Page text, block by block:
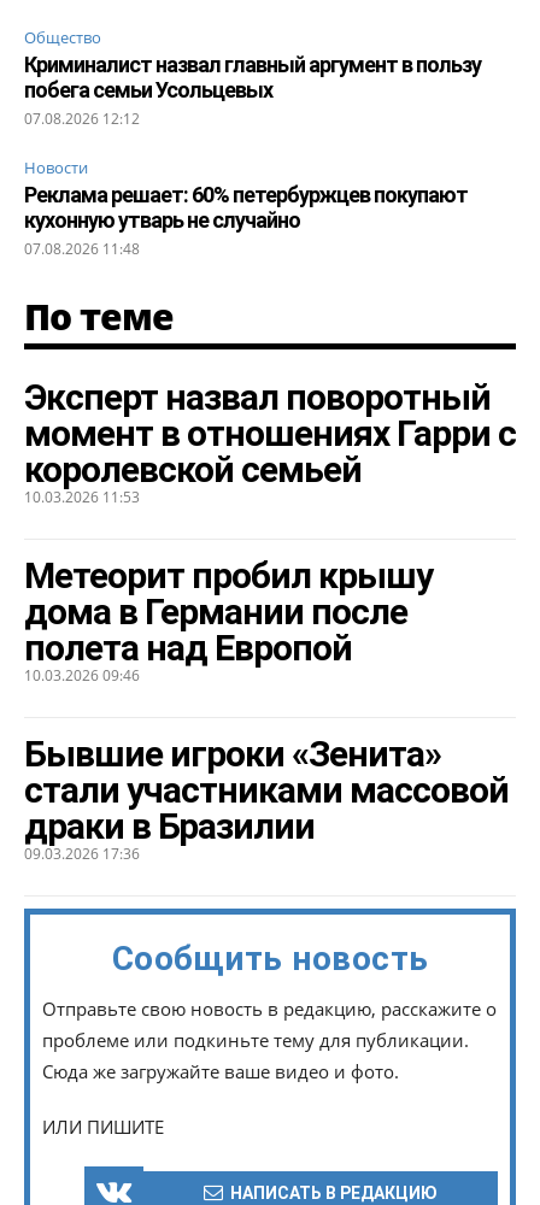
Общество
Криминалист назвал главный аргумент в пользу
побега семьи Усольцевых
07.08.2026 12:12
Новости
Реклама решает: 60% петербуржцев покупают
кухонную утварь не случайно
07.08.2026 11:48
По теме
Эксперт назвал поворотный
момент в отношениях Гарри с
королевской семьей
10.03.2026 11:53
Метеорит пробил крышу
дома в Германии после
полета над Европой
10.03.2026 09:46
Бывшие игроки «Зенита»
стали участниками массовой
драки в Бразилии
09.03.2026 17:36
Сообщить новость
Отправьте свою новость в редакцию, расскажите о
проблеме или подкиньте тему для публикации.
Сюда же загружайте ваше видео и фото.
ИЛИ ПИШИТЕ
НАПИСАТЬ В РЕДАКЦИЮ